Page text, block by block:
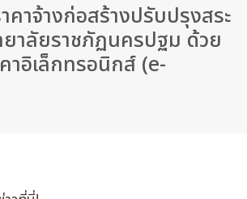
คาจ้างก่อสร้างปรับปรุงสระ
ยาลัยราชภัฏนครปฐม ด้วย
าอิเล็กทรอนิกส์ (e-